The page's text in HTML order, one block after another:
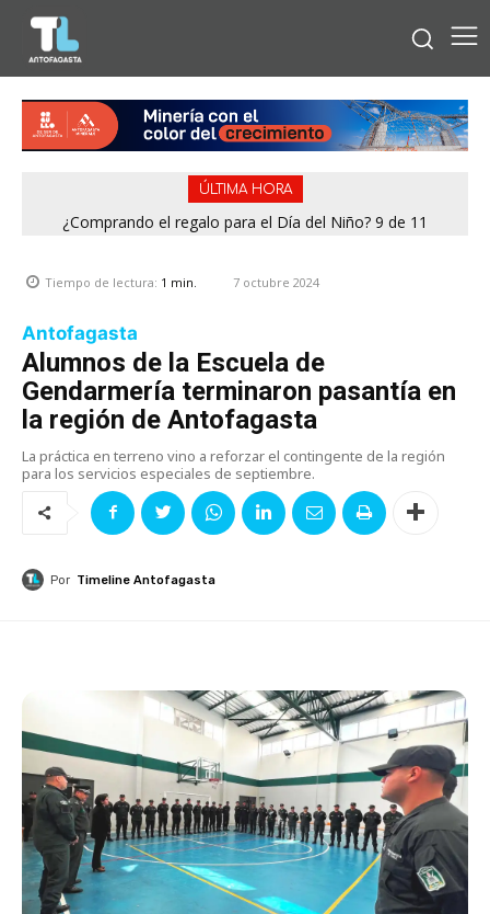
ÚLTIMA HORA
¿Comprando el regalo para el Día del Niño? 9 de 11
Condominio de Antofagasta contará con sistema que
Tiempo de lectura: 1 min. 7 octubre 2024
Antofagasta
Alumnos de la Escuela de
Gendarmería terminaron pasantía en
la región de Antofagasta
La práctica en terreno vino a reforzar el contingente de la región
para los servicios especiales de septiembre.
Por Timeline Antofagasta